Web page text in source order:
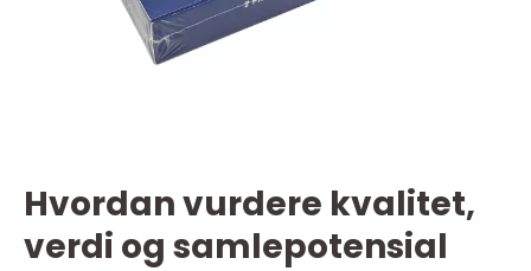
Hvordan vurdere kvalitet,
verdi og samlepotensial